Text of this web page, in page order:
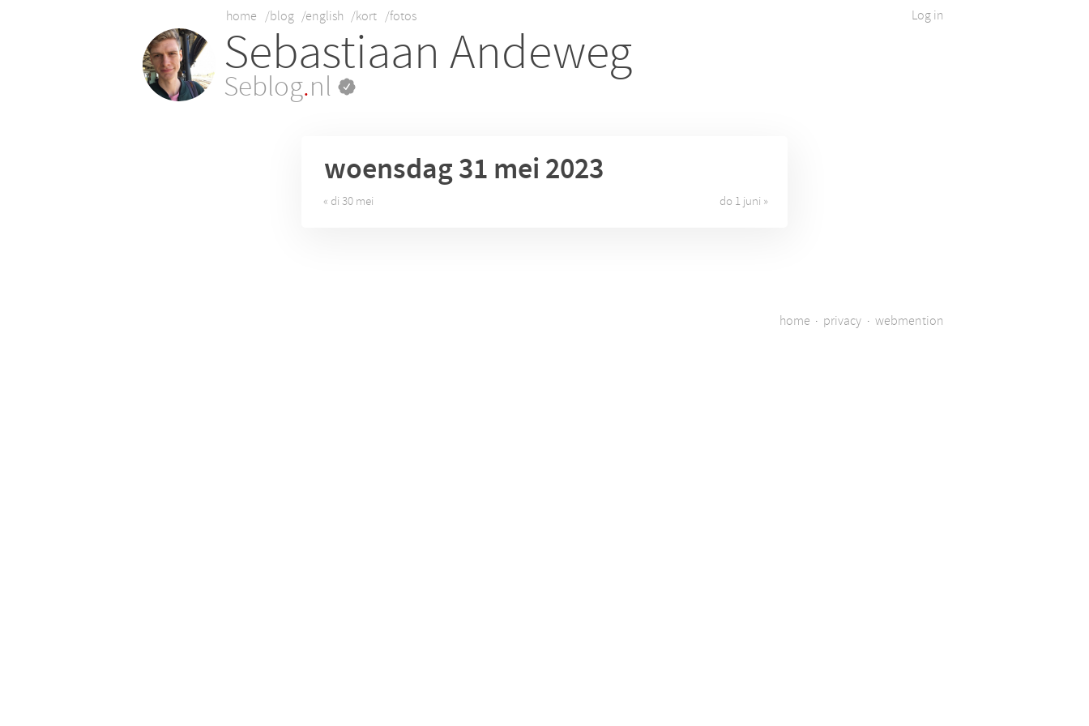
Log in
home /blog /english /kort /fotos
Sebastiaan Andeweg
Seblog.nl
woensdag 31 mei 2023
« di 30 mei do 1 juni »
home · privacy · webmention